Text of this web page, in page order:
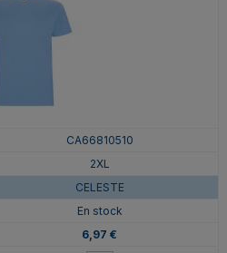
CA66810510
2XL
CELESTE
En stock
6,97 €